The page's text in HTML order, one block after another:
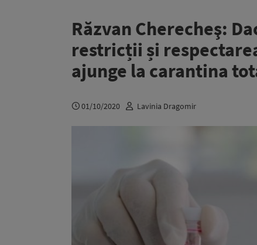
Răzvan Cherecheş:
restricții și
ajunge la carantina
01/10/2020 Lavinia Dragomir